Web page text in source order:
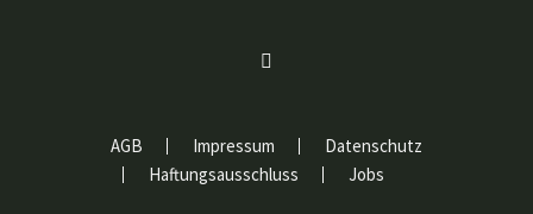
AGB Impressum
Datenschutz
Haftungsausschluss
Jobs